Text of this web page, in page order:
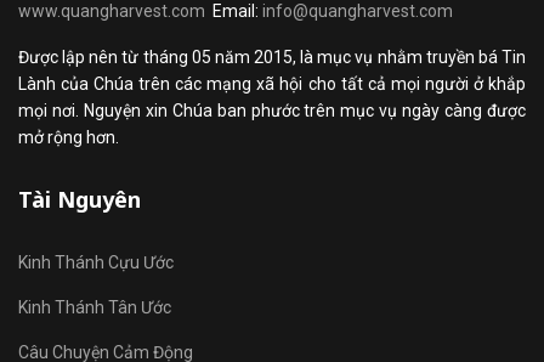
www.quangharvest.com Email: info@quangharvest.com
Được lập nên từ tháng 05 năm 2015, là mục vụ nhằm truyền bá Tin
Lành của Chúa trên các mạng xã hội cho tất cả mọi người ở khắp
mọi nơi. Nguyện xin Chúa ban phước trên mục vụ ngày càng được
mở rộng hơn.
Tài Nguyên
Kinh Thánh Cựu Ước
Kinh Thánh Tân Ước
Câu Chuyện Cảm Động